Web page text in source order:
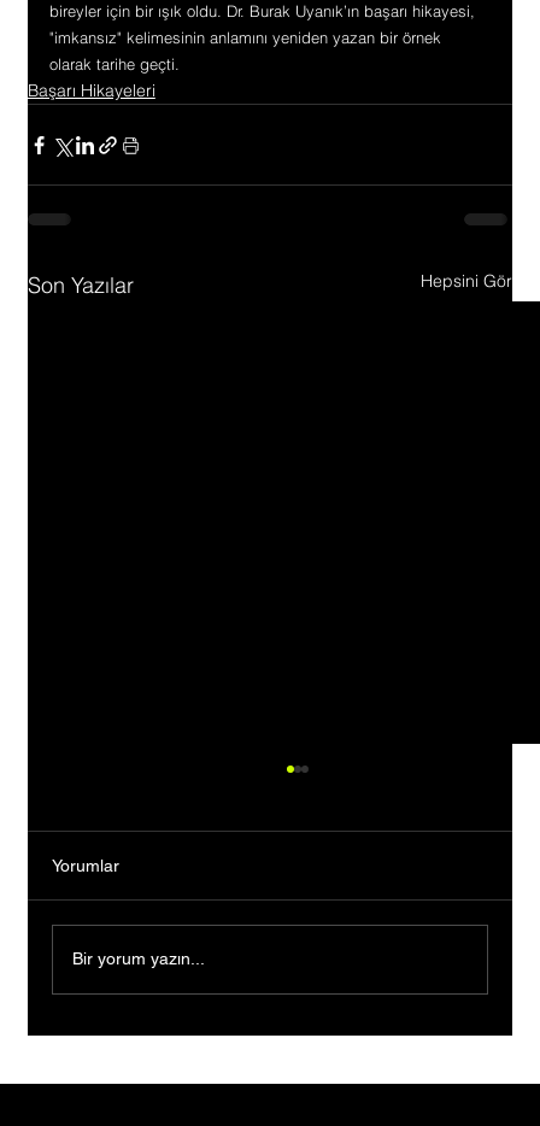
bireyler için bir ışık oldu. Dr. Burak Uyanık’ın başarı hikayesi,
"imkansız" kelimesinin anlamını yeniden yazan bir örnek
olarak tarihe geçti.
Başarı Hikayeleri
Son Yazılar Hepsini Gör
Yorumlar
Bir yorum yazın...